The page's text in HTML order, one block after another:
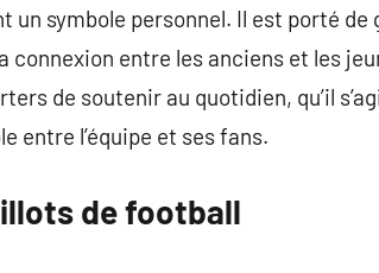
un symbole personnel. Il est porté
entre les anciens et les
de soutenir au quotidien, qu’il
entre l’équipe et ses fans.
de football